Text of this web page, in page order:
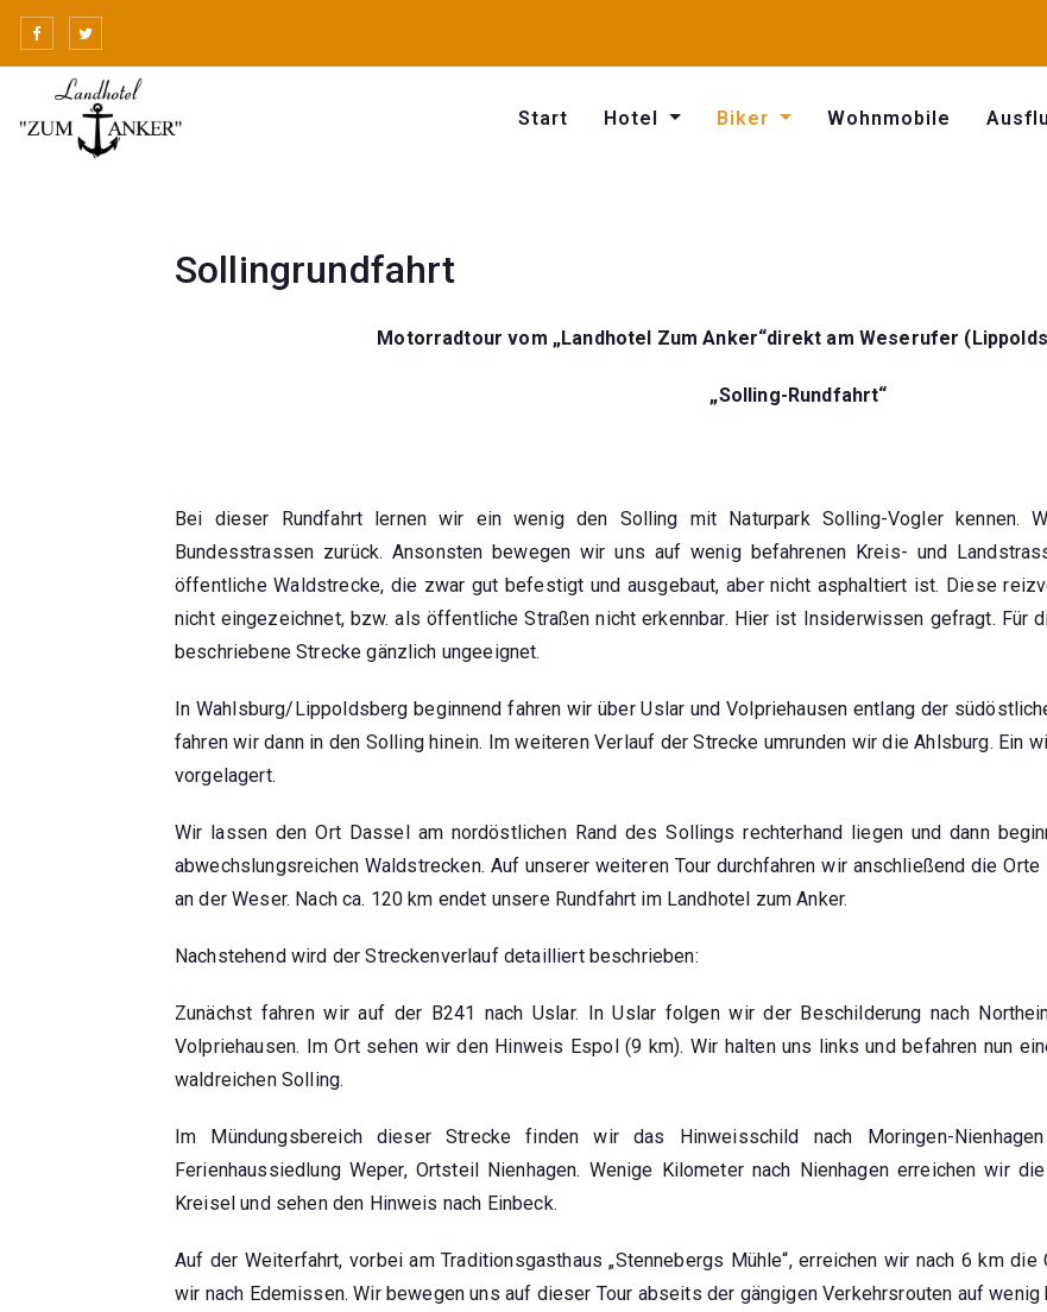
Skip
Start Hotel Biker Wohnmobile
Sollingrundfahrt
Motorradtour vom „Landhotel Zum Anker“direkt am Weserufer
„Solling-Rundfahrt“
Bei dieser Rundfahrt lernen wir ein wenig den Solling mit Naturpark Solling-Vogler kennen.
Bundesstrassen zurück. Ansonsten bewegen wir uns auf wenig befahrenen Kreis- und
öffentliche Waldstrecke, die zwar gut befestigt und ausgebaut, aber nicht asphaltiert ist. Diese
nicht eingezeichnet, bzw. als öffentliche Straßen nicht erkennbar. Hier ist Insiderwissen gefragt. Für
beschriebene Strecke gänzlich ungeeignet.
In Wahlsburg/Lippoldsberg beginnend fahren wir über Uslar und Volpriehausen entlang der
fahren wir dann in den Solling hinein. Im weiteren Verlauf der Strecke umrunden wir die Ahlsburg. Ein
vorgelagert.
Wir lassen den Ort Dassel am nordöstlichen Rand des Sollings rechterhand liegen und dann
abwechslungsreichen Waldstrecken. Auf unserer weiteren Tour durchfahren wir anschließend die
an der Weser. Nach ca. 120 km endet unsere Rundfahrt im Landhotel zum Anker.
Nachstehend wird der Streckenverlauf detailliert beschrieben:
Zunächst fahren wir auf der B241 nach Uslar. In Uslar folgen wir der Beschilderung nach
Volpriehausen. Im Ort sehen wir den Hinweis Espol (9 km). Wir halten uns links und befahren nun
waldreichen Solling.
Im Mündungsbereich dieser Strecke finden wir das Hinweisschild nach Moringen-
Ferienhaussiedlung Weper, Ortsteil Nienhagen. Wenige Kilometer nach Nienhagen erreichen wir
Kreisel und sehen den Hinweis nach Einbeck.
Auf der Weiterfahrt, vorbei am Traditionsgasthaus „Stennebergs Mühle“, erreichen wir nach 6 km
wir nach Edemissen. Wir bewegen uns auf dieser Tour abseits der gängigen Verkehrsrouten auf